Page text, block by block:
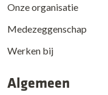
Onze organisatie
Medezeggenschap
Werken bij
Algemeen